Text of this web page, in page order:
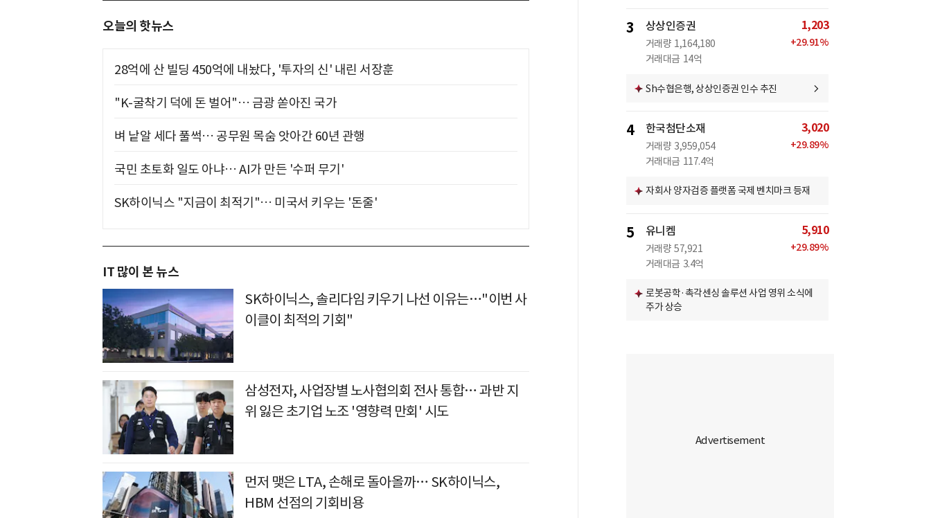
오늘의 핫뉴스
28억에 산 빌딩 450억에 내놨다, '투자의 신' 내린 서장훈
"K-굴착기 덕에 돈 벌어"… 금광 쏟아진 국가
벼 낱알 세다 풀썩… 공무원 목숨 앗아간 60년 관행
국민 초토화 일도 아냐… AI가 만든 '수퍼 무기'
SK하이닉스 "지금이 최적기"… 미국서 키우는 '돈줄'
IT 많이 본 뉴스
SK하이닉스, 솔리다임 키우기 나선 이유는…"이번 사
이클이 최적의 기회"
삼성전자, 사업장별 노사협의회 전사 통합… 과반 지
위 잃은 초기업 노조 '영향력 만회' 시도
먼저 맺은 LTA, 손해로 돌아올까… SK하이닉스,
HBM 선점의 기회비용
3 상상인증권
거래량 1,164,180
거래대금 14억
1,203
+29.91%
Sh수협은행, 상상인증권 인수 추진
4 한국첨단소재
거래량 3,959,054
거래대금 117.4억
3,020
+29.89%
자회사 양자검증 플랫폼 국제 벤치마크 등재
5 유니켐
거래량 57,921
거래대금 3.4억
5,910
+29.89%
로봇공학·촉각센싱 솔루션 사업 영위 소식에
주가 상승